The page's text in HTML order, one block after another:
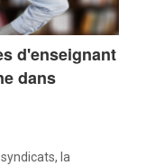
d'enseignant
dans
la